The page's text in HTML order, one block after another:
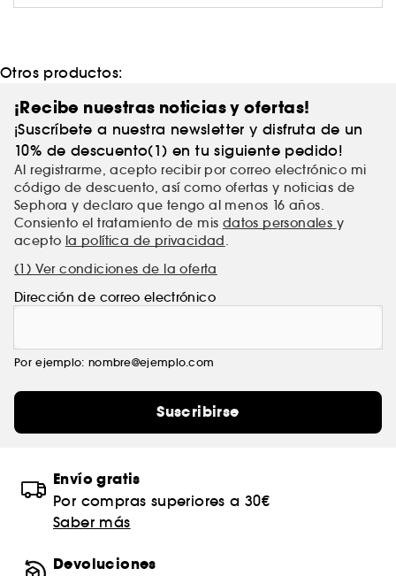
Otros productos:
¡Recibe nuestras noticias y ofertas!
¡Suscríbete a nuestra newsletter y disfruta de un
10% de descuento(1) en tu siguiente pedido!
Al registrarme, acepto recibir por correo electrónico mi
código de descuento, así como ofertas y noticias de
Sephora y declaro que tengo al menos 16 años.
Consiento el tratamiento de mis datos personales y
acepto la política de privacidad.
(1) Ver condiciones de la oferta
Dirección de correo electrónico
Por ejemplo: nombre@ejemplo.com
Suscribirse
Envío gratis
Por compras superiores a 30€
Saber más
Devoluciones